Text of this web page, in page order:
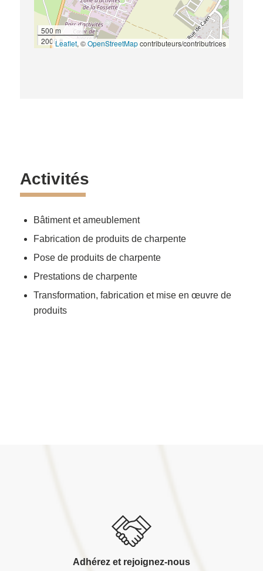
500 m
2000 ftLeaflet, ©OpenStreetMapcontributeurs/contributrices
Activités
Bâtiment et ameublement
Fabrication de produits de charpente
Pose de produits de charpente
Prestations de charpente
Transformation, fabrication et mise en œuvre de
produits
Adhérez et rejoignez-nous